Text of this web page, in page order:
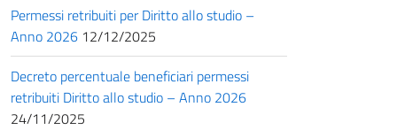
Permessi retribuiti per Diritto allo studio –
Anno 2026 12/12/2025
Decreto percentuale beneficiari permessi
retribuiti Diritto allo studio – Anno 2026
24/11/2025